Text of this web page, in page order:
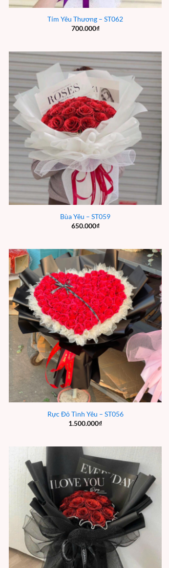
Tím Yêu Thương – ST062
700.000₫
Bùa Yêu – ST059
650.000₫
Rực Đỏ Tình Yêu – ST056
1.500.000₫